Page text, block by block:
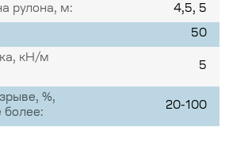
рулона, м: 4,5, 5
50
кН/м
5
%,
более:
20-100